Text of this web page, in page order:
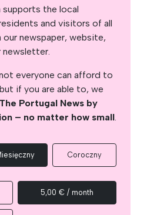
the local
and visitors of all
newspaper, website,
newsletter.
everyone can afford to
if you are able to, we
Portugal News by
– no matter how small.
Coroczny
5,00 € / month